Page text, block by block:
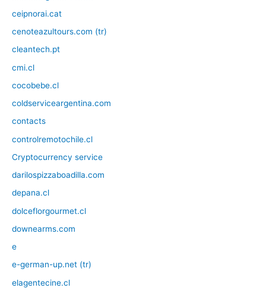
ceipnorai.cat
cenoteazultours.com (tr)
cleantech.pt
cmi.cl
cocobebe.cl
coldserviceargentina.com
contacts
controlremotochile.cl
Cryptocurrency service
darilospizzaboadilla.com
depana.cl
dolceflorgourmet.cl
downearms.com
e
e-german-up.net (tr)
elagentecine.cl